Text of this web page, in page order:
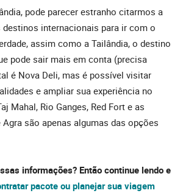
pode parecer estranho citarmos a
internacionais para ir com o
assim como a Tailândia, o destino
pode sair mais em conta (precisa
é Nova Deli, mas é possível visitar
e ampliar sua experiência no
Mahal, Rio Ganges, Red Fort e as
são apenas algumas das opções
informações? Então continue lendo e
pacote ou planejar sua viagem